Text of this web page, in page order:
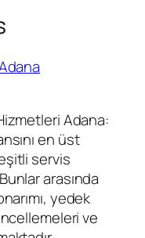
Adana:
en üst
servis
arasında
yedek
ve